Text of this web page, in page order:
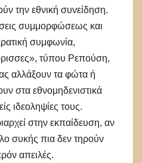
την εθνική συνείδηση.
συμμορφώσεως και
συμφωνία,
τύπου Ρεπούση,
αλλάξουν τα φώτα ή
στα εθνομηδενιστικά
ιδεοληψίες τους.
στην εκπαίδευση, αν
συκής πια δεν τηρούν
απειλές.